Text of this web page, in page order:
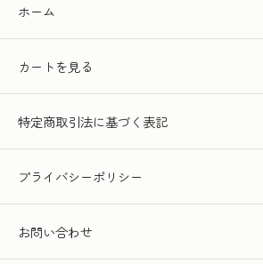
ホーム
カートを見る
特定商取引法に基づく表記
プライバシーポリシー
お問い合わせ